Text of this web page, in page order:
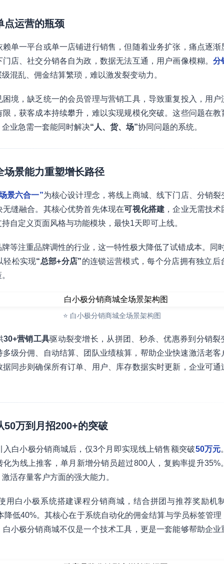
点运营的瓶颈
单一平台或单一店铺进行销售，但随着业务扩张，痛点逐渐
店、社交分销各自为政，数据无法互通，用户画像模糊。分
混乱、佣金结算繁琐，难以激发裂变动力。
境，缺乏统一的会员管理与营销工具，导致重复投入，用
，获客成本持续攀升，难以实现规模化突破。这些问题在
业急需一套能同时解决“人、货、场”协同问题的系统。
场景能力重塑增长路径
景六合一”为核心设计理念，将线上商城、线下门店、分销
缝融合。其核心优势首先体现在可视化搭建 ，企业无需技
自定义页面风格与功能模块，最快1天即可上线。
等注重品牌调性的行业，这一特性极大降低了试错成本。同
轻松实现“总部+分店”的连锁运营模式，每个分店拥有独立后
⭐ 白小极分销商城全场景架构图
30+营销工具驱动裂变增长，从拼团、秒杀、优惠券到分销裂
级分佣、自动结算、团队业绩核算，帮助企业快速激活老客
同步则确保所有订单、用户、库存数据实时更新，企业可
50万到月招200+的突破
白小极分销商城后，仅3个月即实现线上销售额突破50万元
化为线上推客，单月新增分销员超过800人，复购率提升35%
活存量客户方面的强大能力。
用白小极系统搭建课程分销商城，结合拼团与推荐奖励机
降低40%。其核心在于系统自动化的佣金结算与学员标签管
小极分销商城不仅是一个技术工具，更是一套能够帮助企